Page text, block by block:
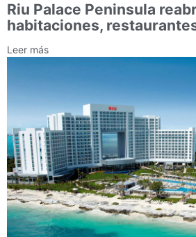
Riu Palace Peninsula
habitaciones,
Leer más